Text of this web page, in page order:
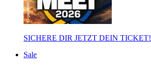
SICHERE DIR JETZT DEIN TICKET!
Sale